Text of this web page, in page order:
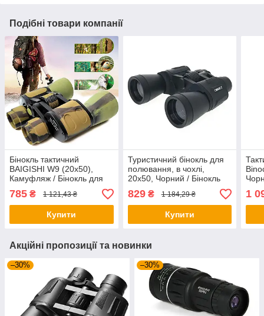
Подібні товари компанії
Бінокль тактичний
BAIGISHI W9 (20x50),
Камуфляж / Бінокль для
полювання та походів з
чохлом
785 ₴ 1 121,43 ₴
Купити
Туристичний бінокль для
полювання, в чохлі,
20x50, Чорний / Бінокль
тактичний / Бінокль для
спостереження /
Потужний бінокль
829₴ 1 184,29 ₴
Купити
1
Акційні пропозиції та новинки
–30% –30%